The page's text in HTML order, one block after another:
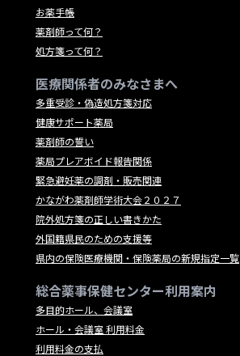
お薬手帳
薬剤師って何？
処方箋って何？
医療関係者のみなさまへ
多重受診・偽造処方箋対応
健康サポート薬局
薬剤師の誓い
薬局プレアボイド報告関係
緊急避妊薬の調剤・販売関連
かながわ薬剤師学術大会２０２７
院外処方箋の正しい書きかた
外国籍県民のための支援等
県内の保険医療機関・保険薬局の新規指定一覧
総合薬事保健センター利用案内
多目的ホール、会議室
ホール・会議室 利用料金
利用料金の支払